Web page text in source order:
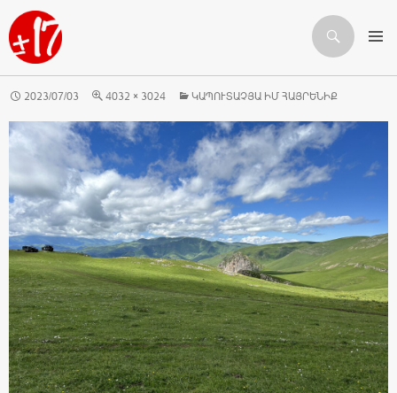
Որոնում
ԱՆՑՆԵԼ ԲՈՎԱՆԴԱԿՈՒԹՅԱՆԸ
2023/07/03 4032 × 3024 ԿԱՊՈՒՏԱՉՅԱ ԻՄ ՀԱՅՐԵՆԻՔ